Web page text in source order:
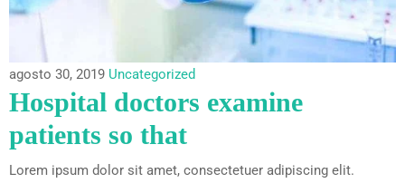
agosto 30, 2019 Uncategorized
Hospital doctors examine
patients so that
Lorem ipsum dolor sit amet, consectetuer adipiscing elit.